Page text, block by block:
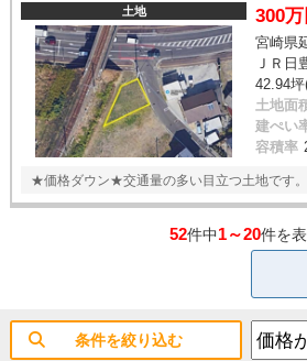
土地 300万
宮崎県
ＪＲ
42.94
土地面
建ぺい
容積率
★価格ダウン★交通量の多い目立つ土地です。
52件中1～20件を
条件を絞り込む